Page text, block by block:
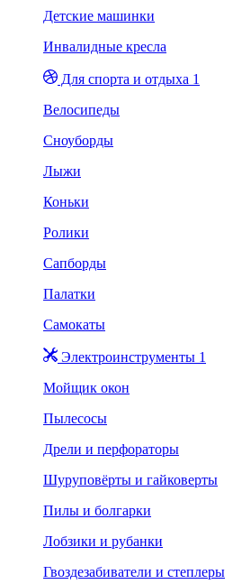
Детские машинки
Инвалидные кресла
Для спорта и отдыха 1
Велосипеды
Сноуборды
Лыжи
Коньки
Ролики
Сапборды
Палатки
Самокаты
Электроинструменты 1
Мойщик окон
Пылесосы
Дрели и перфораторы
Шуруповёрты и гайковерты
Пилы и болгарки
Лобзики и рубанки
Гвоздезабиватели и степлеры